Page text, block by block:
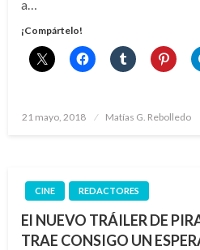
a…
¡Compártelo!
Publicado
21 mayo, 2018 Matías G. Rebolledo
CINE REDACTORES
El NUEVO TRÁILER DE
TRAE CONSIGO UN